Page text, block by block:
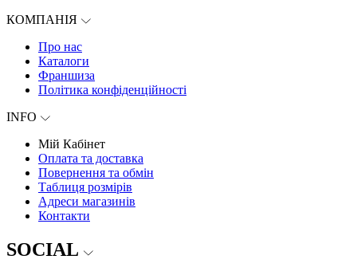
КОМПАНІЯ
Про нас
Каталоги
Франшиза
Політика конфіденційності
INFO
Мій Кабінет
Оплата та доставка
Повернення та обмін
Таблиця розмірів
Адреси магазинів
Контакти
SOCIAL